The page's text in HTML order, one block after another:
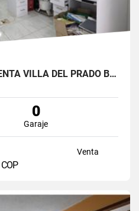
CASA COMERCIAL EN VENTA VILLA DEL PRADO BOGOTÁ NORTE
0
Garaje
Venta
COP